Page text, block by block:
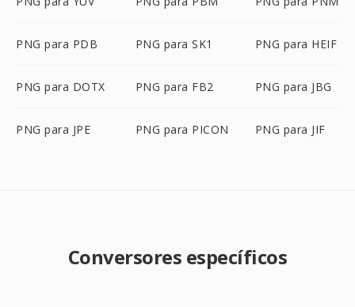
PNG para PDB PNG para SK1 PNG para HEIF
PNG para DOTX PNG para FB2 PNG para JBG
PNG para JPE PNG para PICON PNG para JIF
Conversores específicos